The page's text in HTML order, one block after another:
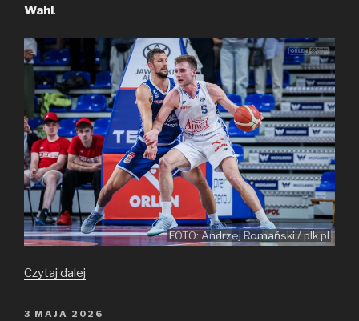
Wahl .
FOTO: Andrzej Romański / plk.pl
Czytaj dalej
maj
OPUBLIKOWANE
3 MAJA 2026